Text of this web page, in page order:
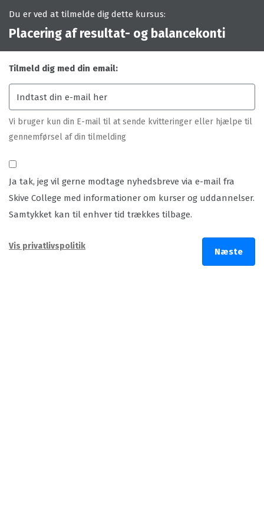
Du er ved at tilmelde dig dette kursus:
Placering af resultat- og balancekonti
Tilmeld dig med din email:
Vi bruger kun din E-mail til at sende kvitteringer eller hjælpe til
gennemførsel af din tilmelding
Ja tak, jeg vil gerne modtage nyhedsbreve via e-mail fra
Skive College med informationer om kurser og uddannelser.
Samtykket kan til enhver tid trækkes tilbage.
Vis privatlivspolitik